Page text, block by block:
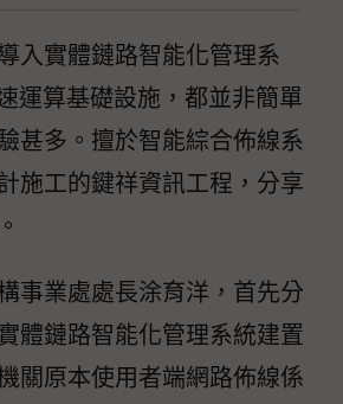
入實體鏈路智能化管理系
運算基礎設施，都並非簡單
甚多。擅於智能綜合佈線系
施工的鍵祥資訊工程，分享
事業處處長涂育洋，首先分
體鏈路智能化管理系統建置
關原本使用者端網路佈線係